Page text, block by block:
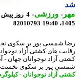
-ورزشی-
82010793
های کشتی آزاد نوجوانان
پور بر سکوی نخست وزن 71
آزاد نوجوانان-کیلوگرم-